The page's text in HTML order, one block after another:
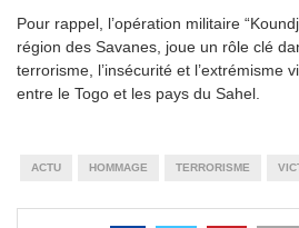
Pour rappel, l’opération militaire
région des Savanes, joue un rôle clé
terrorisme, l’insécurité et l’extrémisme
entre le Togo et les pays du Sahel.
ACTU HOMMAGE TERRORISME